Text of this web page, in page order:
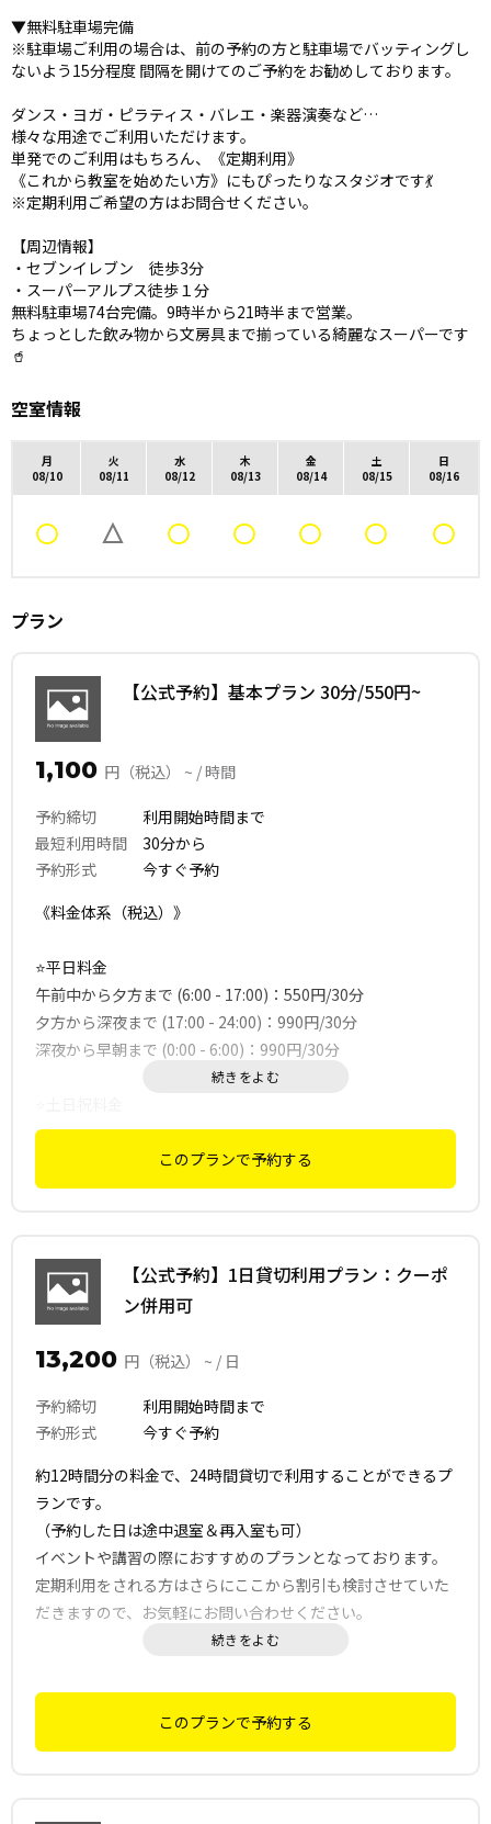
▼無料駐車場完備
※駐車場ご利用の場合は、前の予約の方と駐車場でバッティングし
ないよう15分程度 間隔を開けてのご予約をお勧めしております。
ダンス・ヨガ・ピラティス・バレエ・楽器演奏など…
様々な用途でご利用いただけます。
単発でのご利用はもちろん、《定期利用》
《これから教室を始めたい方》にもぴったりなスタジオです💃
※定期利用ご希望の方はお問合せください。
【周辺情報】
・セブンイレブン 徒歩3分
・スーパーアルプス徒歩１分
無料駐車場74台完備。9時半から21時半まで営業。
ちょっとした飲み物から文房具まで揃っている綺麗なスーパーです
🥤
空室情報
月
08/10
火
08/11
水
08/12
木
08/13
金
08/14
土
08/15
日
08/16
プラン
【公式予約】基本プラン 30分/550円~
1,100 円（税込） ~ / 時間
予約締切 利用開始時間まで
最短利用時間 30分から
予約形式 今すぐ予約
《料金体系（税込）》
⭐️平日料金
午前中から夕方まで (6:00 - 17:00)：550円/30分
夕方から深夜まで (17:00 - 24:00)：990円/30分
深夜から早朝まで (0:00 - 6:00)：990円/30分
午前中から夕方まで (6:00 - 17:00)：770円/30分
夕方から深夜まで (17:00 - 24:00)：1,210円/30分
深夜から早朝まで (0:00 - 6:00)：1,210円/30分
✅ セルフクリーニング型運営のため、毎回清掃は入っておら
ず、定期清掃にて運営しております。
ご利用後は、清掃・原状回復へのご協力をお願いいたしま
す。
詳細はご予約後にお送りする利用マニュアルの『退出前チェ
ックリスト』をご確認ください。
このプランで予約する
【公式予約】1日貸切利用プラン：クーポ
ン併用可
13,200 円（税込） ~ / 日
予約締切 利用開始時間まで
予約形式 今すぐ予約
約12時間分の料金で、24時間貸切で利用することができるプ
ランです。
（予約した日は途中退室＆再入室も可）
イベントや講習の際におすすめのプランとなっております。
定期利用をされる方はさらにここから割引も検討させていた
だきますので、お気軽にお問い合わせください。
✅ セルフクリーニング型運営のため、毎回清掃は入っておら
ず、定期清掃にて運営しております。
ご利用後は、清掃・原状回復へのご協力をお願いいたしま
このプランで予約する